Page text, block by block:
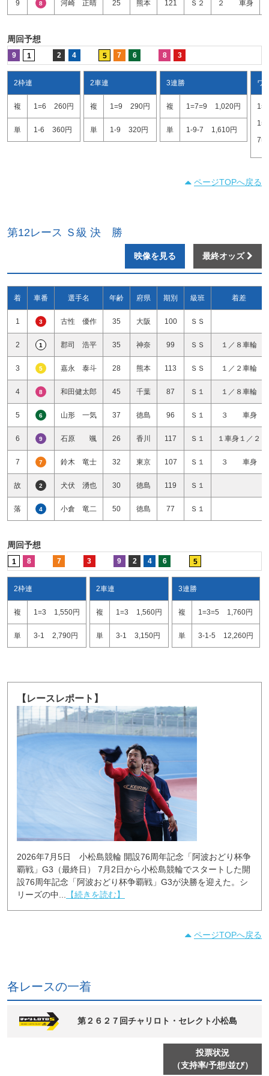
9 8 河崎 正晴 25 熊本 121 Ｓ２ ２ 車身
周回予想
9 1 2 4 5 7 6 8 3
2枠連
複 1=6 260円
単 1-6 360円
2車連
複 1=9 290円
単 1-9 320円
3連勝
複 1=7=9 1,020円
単 1-9-7 1,610円
ワ
ページTOPへ戻る
第12レース Ｓ級 決 勝
映像を見る 最終オッズ
着 車番 選手名 年齢 府県 期別 級班 着差
1 3 古性 優作 35 大阪 100 ＳＳ
2 1 郡司 浩平 35 神奈 99 ＳＳ １／８車輪
3 5 嘉永 泰斗 28 熊本 113 ＳＳ １／２車輪
4 8 和田健太郎 45 千葉 87 Ｓ１ １／８車輪
5 6 山形 一気 37 徳島 96 Ｓ１ ３ 車身
6 9 石原 颯 26 香川 117 Ｓ１ １車身１／２
7 7 鈴木 竜士 32 東京 107 Ｓ１ ３ 車身
故 2 犬伏 湧也 30 徳島 119 Ｓ１
落 4 小倉 竜二 50 徳島 77 Ｓ１
周回予想
1 8 7 3 9 2 4 6 5
2枠連
複 1=3 1,550円
単 3-1 2,790円
2車連
複 1=3 1,560円
単 3-1 3,150円
3連勝
複 1=3=5 1,760円
単 3-1-5 12,260円
【レースレポート】
2026年7月5日 小松島競輪 開設76周年記念「阿波おどり杯争
覇戦」G3（最終日） 7月2日から小松島競輪でスタートした開
設76周年記念「阿波おどり杯争覇戦」G3が決勝を迎えた。シ
リーズの中...
【続きを読む】
ページTOPへ戻る
各レースの一着
第２６２７回チャリロト・セレクト小松島
投票状況
（支持率/予想/並び）